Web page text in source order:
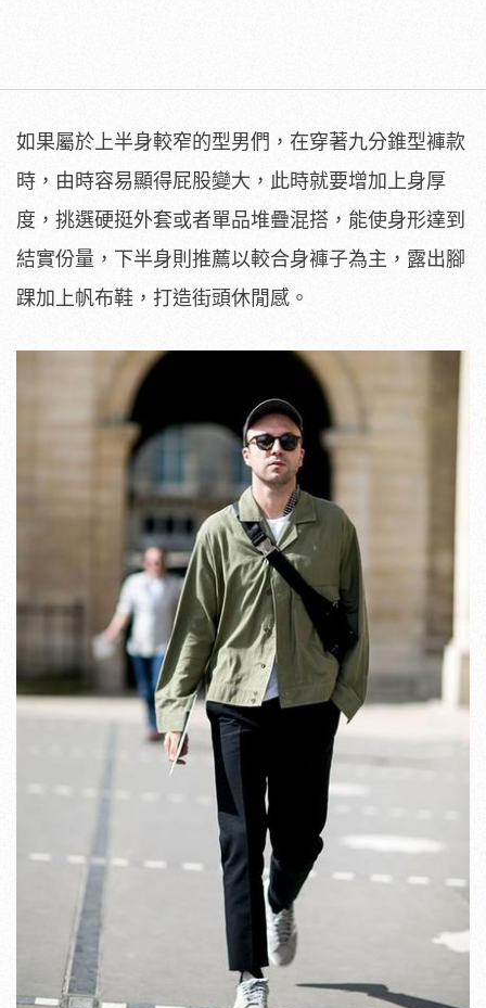
如果屬於上半身較窄的型男們，在穿著九分錐型褲款
時，由時容易顯得屁股變大，此時就要增加上身厚
度，挑選硬挺外套或者單品堆疊混搭，能使身形達到
結實份量，下半身則推薦以較合身褲子為主，露出腳
踝加上帆布鞋，打造街頭休閒感。